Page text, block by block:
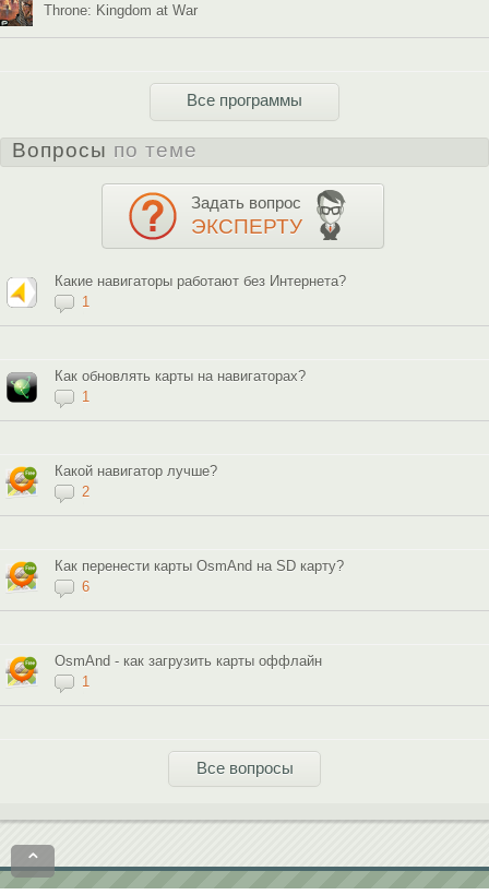
Throne: Kingdom at War
Все программы
Вопросы по теме
Задать вопрос
ЭКСПЕРТУ
Какие навигаторы работают без Интернета?
1
Как обновлять карты на навигаторах?
1
Какой навигатор лучше?
2
Как перенести карты OsmAnd на SD карту?
6
OsmAnd - как загрузить карты оффлайн
1
Все вопросы
⌃